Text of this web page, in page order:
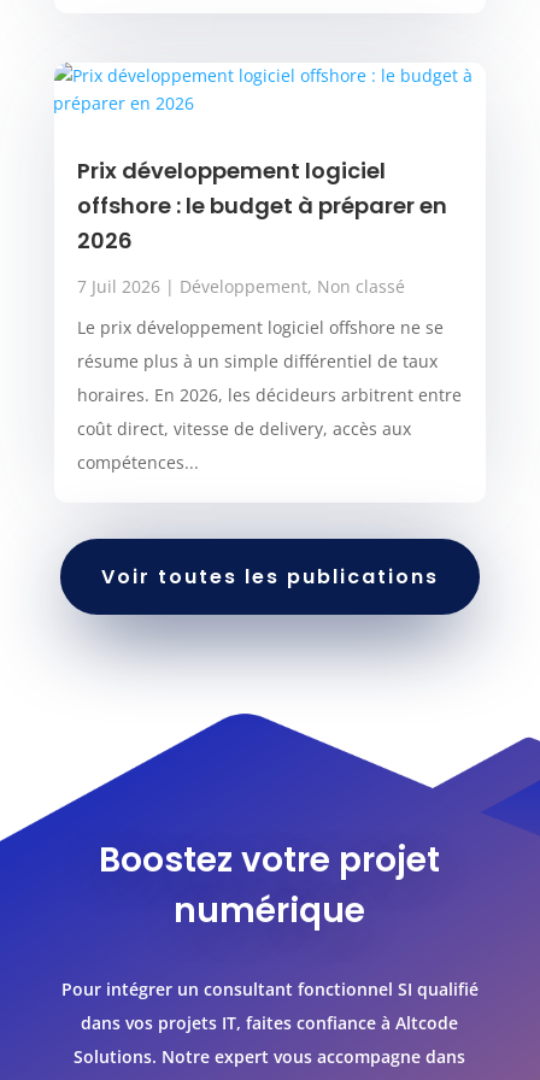
Prix développement logiciel
offshore : le budget à préparer en
2026
7 Juil 2026| Développement, Non classé
Le prix développement logiciel offshore ne se
résume plus à un simple différentiel de taux
horaires. En 2026, les décideurs arbitrent entre
coût direct, vitesse de delivery, accès aux
compétences...
Voir toutes les publications
Boostez votre projet
numérique
Pour intégrer un consultant fonctionnel SI qualifié
dans vos projets IT, faites confiance à Altcode
Solutions. Notre expert vous accompagne dans